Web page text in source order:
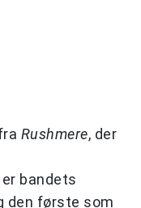
Rushmere, der
bandets
den første som